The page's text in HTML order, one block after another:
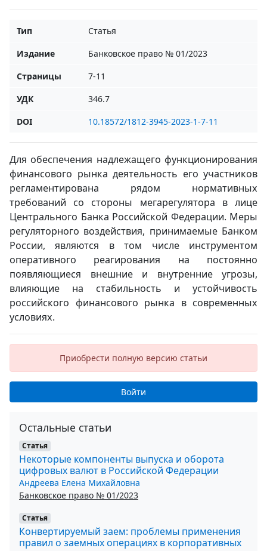
Тип
Статья
Издание
Банковское право № 01/2023
Страницы
7-11
УДК
346.7
DOI
10.18572/1812-3945-2023-1-7-11
Для обеспечения надлежащего функционирования
финансового рынка деятельность его участников
регламентирована рядом нормативных
требований со стороны мегарегулятора в лице
Центрального Банка Российской Федерации. Меры
регуляторного воздействия, принимаемые Банком
России, являются в том числе инструментом
оперативного реагирования на постоянно
появляющиеся внешние и внутренние угрозы,
влияющие на стабильность и устойчивость
российского финансового рынка в современных
условиях.
Приобрести полную версию статьи
Войти
Остальные статьи
Статья
Некоторые компоненты выпуска и оборота
цифровых валют в Российской Федерации
Андреева Елена Михайловна
Банковское право № 01/2023
Статья
Конвертируемый заем: проблемы применения
правил о заемных операциях в корпоративных